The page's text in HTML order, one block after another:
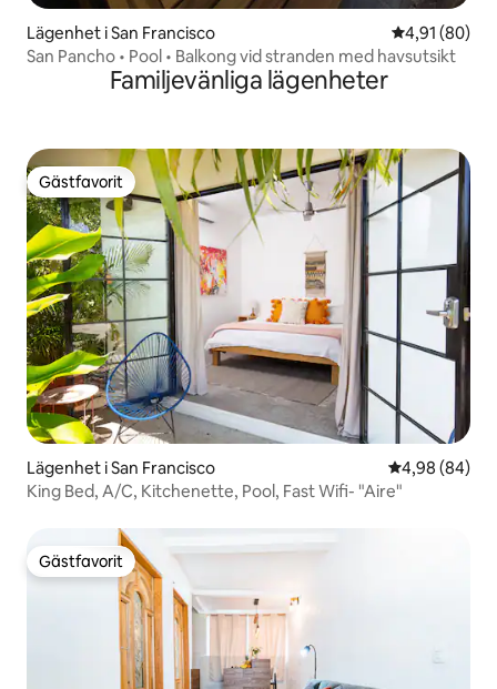
Lägenhet i San Francisco 4,91 av 5 i
4,91 (80)
San Pancho • Pool • Balkong vid stranden med havsutsikt
Familjevänliga lägenheter
Gästfavorit
Gästfavorit
Lägenhet i San Francisco 4,98 av 5 i
4,98 (84)
King Bed, A/C, Kitchenette, Pool, Fast Wifi- "Aire"
Gästfavorit
Gästfavorit